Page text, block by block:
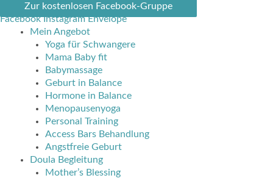
Inhalt
springen
Zur kostenlosen Facebook-Gruppe
Facebook Instagram Envelope
Mein Angebot
Yoga für Schwangere
Mama Baby fit
Babymassage
Geburt in Balance
Hormone in Balance
Menopausenyoga
Personal Training
Access Bars Behandlung
Angstfreie Geburt
Doula Begleitung
Mother’s Blessing